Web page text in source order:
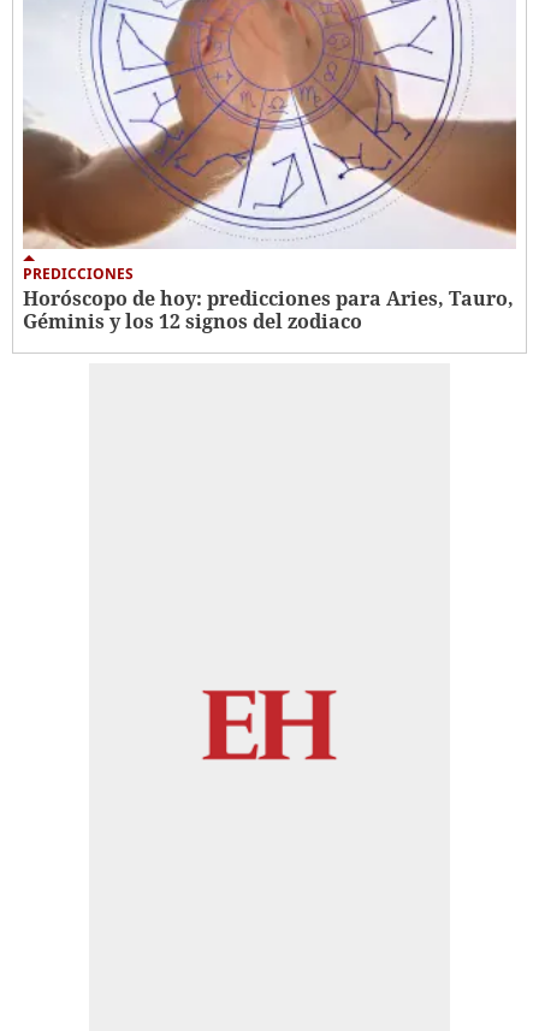
PREDICCIONES
Horóscopo de hoy: predicciones para Aries, Tauro,
Géminis y los 12 signos del zodiaco